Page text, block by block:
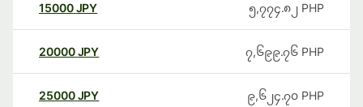
15000 JPY ၅,၇၇၄.၈၂ PHP
20000 JPY ၇,၆၉၉.၇၆ PHP
25000 JPY ၉,၆၂၄.၇၀ PHP